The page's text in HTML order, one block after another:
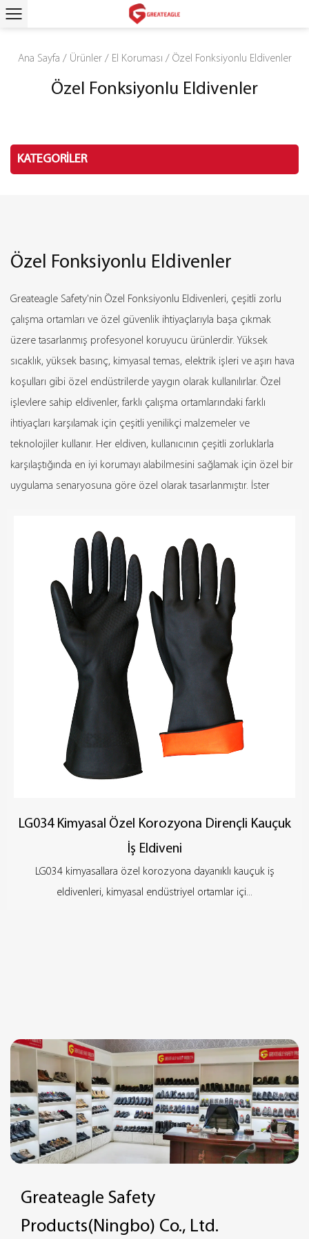
Ana Sayfa / Ürünler/ El Koruması / Özel Fonksiyonlu Eldivenler
Özel Fonksiyonlu Eldivenler
KATEGORİLER
Özel Fonksiyonlu Eldivenler
Greateagle Safety'nin Özel Fonksiyonlu Eldivenleri, çeşitli zorlu
çalışma ortamları ve özel güvenlik ihtiyaçlarıyla başa çıkmak
üzere tasarlanmış profesyonel koruyucu ürünlerdir. Yüksek
sıcaklık, yüksek basınç, kimyasal temas, elektrik işleri ve aşırı hava
koşulları gibi özel endüstrilerde yaygın olarak kullanılırlar. Özel
işlevlere sahip eldivenler, farklı çalışma ortamlarındaki farklı
ihtiyaçları karşılamak için çeşitli yenilikçi malzemeler ve
teknolojiler kullanır. Her eldiven, kullanıcının çeşitli zorluklarla
karşılaştığında en iyi korumayı alabilmesini sağlamak için özel bir
uygulama senaryosuna göre özel olarak tasarlanmıştır. İster
özel işlevlere sahip eldivenler hassas koruma sağlayabilir ve iş
güvenliğini sağlayabilir. Kullanım esnekliğini ve konforunu
artırmak amacıyla özel işlevlere sahip eldivenlerin tasarımında
detayların optimizasyonuna da dikkat edilir. Her bir eldiven, elin
şekline uyum sağlayacak ve uzun süre giyildiğinde yorgunluğu
azaltacak şekilde ergonomik olarak tasarlanmıştır.
LG034 Kimyasal Özel Korozyona Dirençli Kauçuk
İş Eldiveni
LG034 kimyasallara özel korozyona dayanıklı kauçuk iş
eldivenleri, kimyasal endüstriyel ortamlar içi...
Greateagle Safety
Products(Ningbo) Co., Ltd.